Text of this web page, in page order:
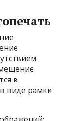
в
виде рамки